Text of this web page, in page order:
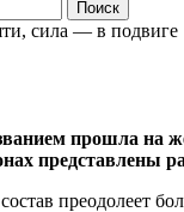
сила — в подвиге
прошла на
представлены
преодолеет